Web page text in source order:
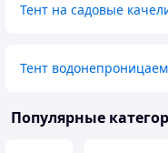
Тент на садовые
Тент
Популярные